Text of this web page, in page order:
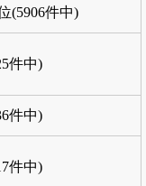
(5906件中)
件中)
件中)
件中)